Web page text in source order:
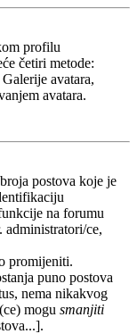
profilu
četiri metode:
avatara,
avatara.
postova koje je
na forumu
administratori/ce,
promijeniti.
puno postova
nema nikakvog
mogu smanjiti